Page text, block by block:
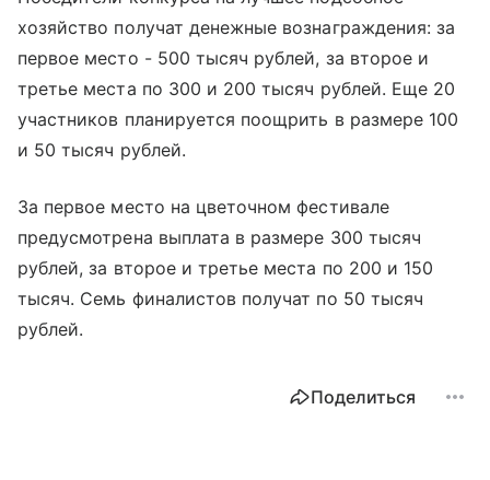
хозяйство получат денежные вознаграждения: за
первое место - 500 тысяч рублей, за второе и
третье места по 300 и 200 тысяч рублей. Еще 20
участников планируется поощрить в размере 100
и 50 тысяч рублей.
За первое место на цветочном фестивале
предусмотрена выплата в размере 300 тысяч
рублей, за второе и третье места по 200 и 150
тысяч. Семь финалистов получат по 50 тысяч
рублей.
Поделиться